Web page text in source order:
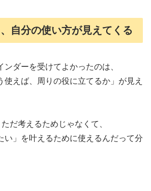
自分の使い方が見えてくる
ンダーを受けてよかったのは、
使えば、周りの役に立てるか」が見え
だ考えるためじゃなくて、
い」を叶えるために使えるんだって分